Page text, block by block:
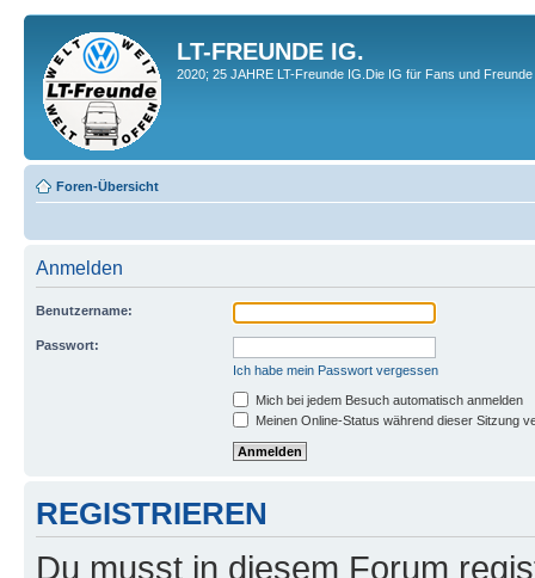
LT-FREUNDE IG.
2020; 25 JAHRE LT-Freunde IG.Die IG für Fans und
Foren-Übersicht
Anmelden
Benutzername:
Passwort:
Ich habe mein Passwort vergessen
Mich bei jedem Besuch automatisch anmelden
Meinen Online-Status während dieser Sitzung
REGISTRIEREN
Du musst in diesem Forum